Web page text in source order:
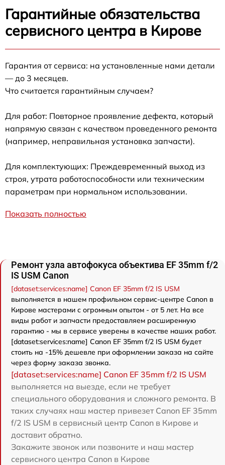
Гарантийные обязательства
сервисного центра в Кирове
Гарантия от сервиса: на установленные нами детали
— до 3 месяцев.
Что считается гарантийным случаем?
Для работ: Повторное проявление дефекта, который
напрямую связан с качеством проведенного ремонта
(например, неправильная установка запчасти).
Для комплектующих: Преждевременный выход из
строя, утрата работоспособности или техническим
параметрам при нормальном использовании.
Показать полностью
Ремонт узла автофокуса объектива EF 35mm f/2
IS USM Canon
[dataset:services:name] Canon EF 35mm f/2 IS USM
выполняется в нашем профильном сервис-центре Canon в
Кирове мастерами с огромным опытом - от 5 лет. На все
виды работ и запчасти предоставляем расширенную
гарантию - мы в сервисе уверены в качестве наших работ.
[dataset:services:name] Canon EF 35mm f/2 IS USM будет
стоить на -15% дешевле при оформлении заказа на сайте
через форму заказа звонка.
[dataset:services:name] Canon EF 35mm f/2 IS USM
выполняется на выезде, если не требует
специального оборудования и сложного ремонта. В
таких случаях наш мастер привезет Canon EF 35mm
f/2 IS USM в сервисный центр Canon в Кирове и
доставит обратно.
Закажите звонок или позвоните и наш мастер
сервисного центра Canon в Кирове